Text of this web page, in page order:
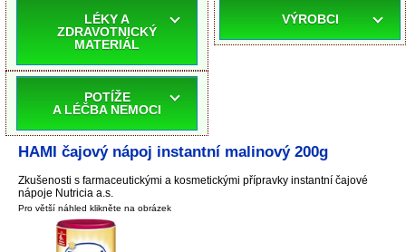
LÉKY A
ZDRAVOTNICKÝ
MATERIÁL
POTÍŽE
A LÉČBA NEMOCI
VÝROBCI
HAMI čajový nápoj instantní malinový 200g
Zkušenosti s farmaceutickými a kosmetickými přípravky instantní čajové
nápoje Nutricia a.s.
Pro větší náhled klikněte na obrázek